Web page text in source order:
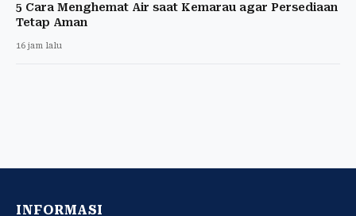
5 Cara Menghemat Air saat Kemarau agar Persediaan
Tetap Aman
16 jam lalu
INFORMASI